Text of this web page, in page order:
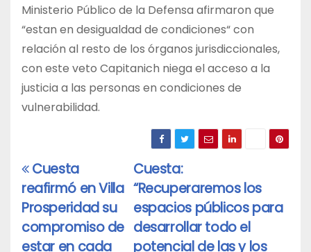
Ministerio Público de la Defensa afirmaron que
“estan en desigualdad de condiciones“ con
relación al resto de los órganos jurisdiccionales,
con este veto Capitanich niega el acceso a la
justicia a las personas en condiciones de
vulnerabilidad.
Navegación
de
entradas
Cuesta:
“Recuperaremos los
espacios públicos para
desarrollar todo el
potencial de las y los
Cuesta
reafirmó en Villa
Prosperidad su
compromiso de
estar en cada